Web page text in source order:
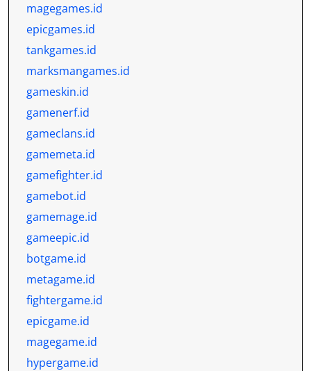
magegames.id
epicgames.id
tankgames.id
marksmangames.id
gameskin.id
gamenerf.id
gameclans.id
gamemeta.id
gamefighter.id
gamebot.id
gamemage.id
gameepic.id
botgame.id
metagame.id
fightergame.id
epicgame.id
magegame.id
hypergame.id